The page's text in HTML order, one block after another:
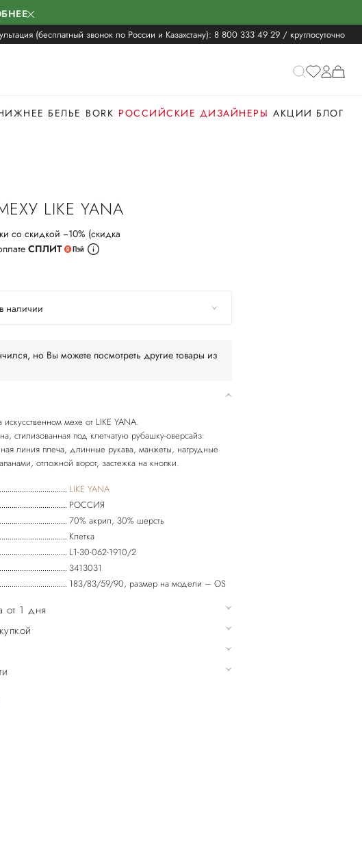
(бесплатный звонок по России и Казахстану): 8 800 333 49 29 / круглосуточно
БЕЛЬЕ BORK РОССИЙСКИЕ ДИЗАЙНЕРЫ АКЦИИ БЛОГ
LIKE YANA
со скидкой −10% (скидка
СПЛИТ
наличии
но Вы можете посмотреть другие товары из
искусственном мехе от LIKE YANA.
стилизованная под клетчатую рубашку-оверсайз:
линия плеча, длинные рукава, манжеты, нагрудные
LIKE YANA
РОССИЯ
70% акрил, 30% шерсть
Клетка
L1-30-062-1910/2
3413031
183/83/59/90, размер на модели – OS
от 1 дня